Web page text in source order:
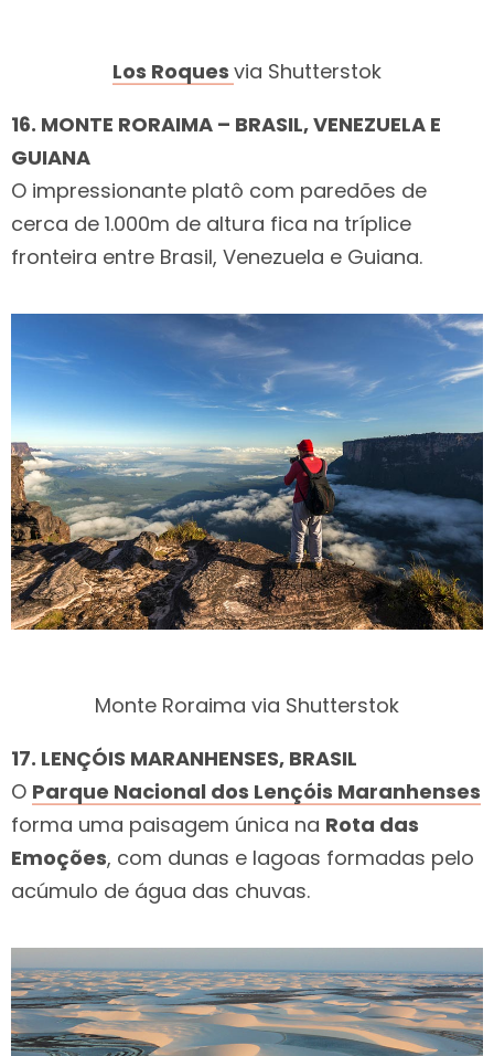
Los Roques via Shutterstok
16. MONTE RORAIMA – BRASIL, VENEZUELA E
GUIANA
O impressionante platô com paredões de
cerca de 1.000m de altura fica na tríplice
fronteira entre Brasil, Venezuela e Guiana.
Monte Roraima via Shutterstok
17. LENÇÓIS MARANHENSES, BRASIL
O Parque Nacional dos Lençóis Maranhenses
forma uma paisagem única na Rota das
Emoções, com dunas e lagoas formadas pelo
acúmulo de água das chuvas.